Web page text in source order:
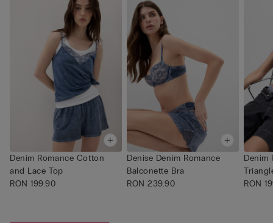
Denim Romance Cotton
and Lace Top
RON 199.90
Denise Denim Romance
Balconette Bra
RON 239.90
Denim
RON